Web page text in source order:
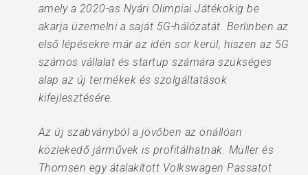
amely a 2020-as Nyári Olimpiai Játékokig be
akarja üzemelni a saját 5G-hálózatát. Berlinben az
első lépésekre már az idén sor kerül, hiszen az 5G
számos vállalat és startup számára szükséges
alap az új termékek és szolgáltatások
kifejlesztésére.
Az új szabványból a jövőben az önállóan
közlekedő járművek is profitálhatnak. Müller és
Thomsen egy átalakított Volkswagen Passatot